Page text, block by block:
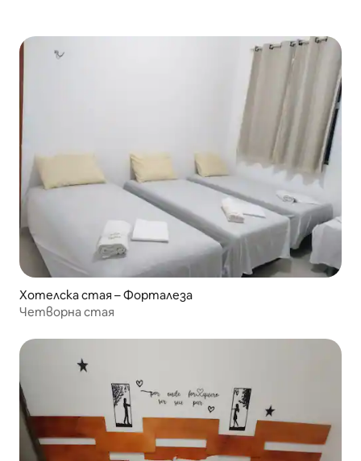
Хотелска стая – Форталеза
Четворна стая